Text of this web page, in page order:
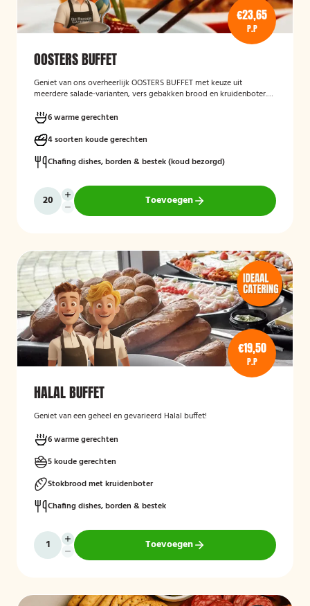
€23,65
P.P
OOSTERS BUFFET
Geniet van ons overheerlijk OOSTERS BUFFET met keuze uit
meerdere salade-varianten, vers gebakken brood en kruidenboter.
6 warme gerechten
4 soorten koude gerechten
Chafing dishes, borden & bestek (koud bezorgd)
Toevoegen
€19,50
P.P
HALAL BUFFET
Geniet van een geheel en gevarieerd Halal buffet!
6 warme gerechten
5 koude gerechten
Stokbrood met kruidenboter
Chafing dishes, borden & bestek
Toevoegen